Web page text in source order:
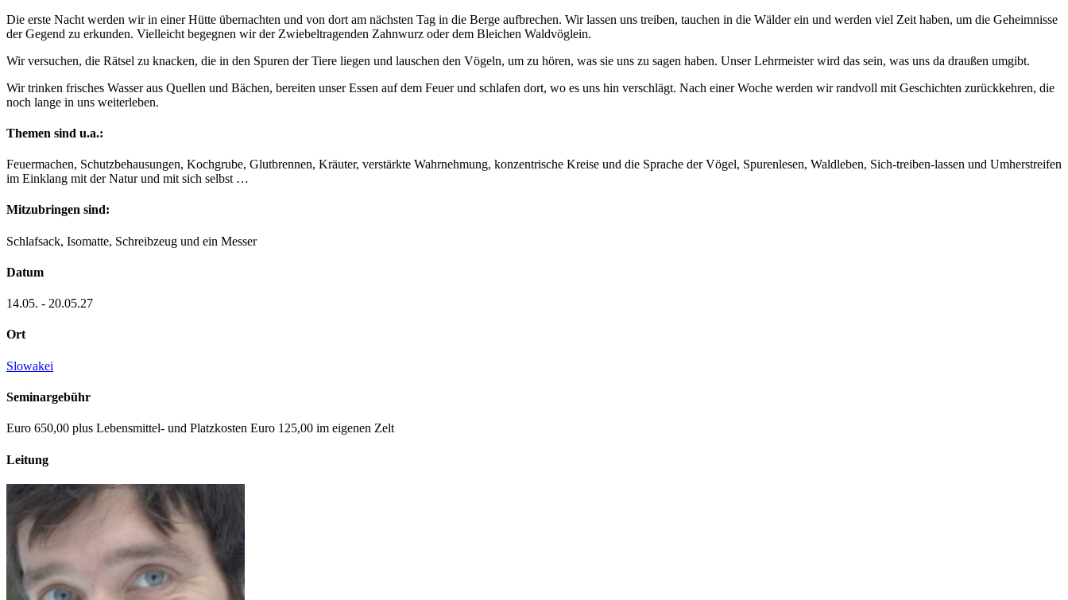
Die erste Nacht werden wir in einer Hütte übernachten und von dort am nächsten Tag in die Berge aufbrechen. Wir lassen uns treiben, tauchen in die Wälder ein und werden viel Zeit haben, um die Geheimnisse
der Gegend zu erkunden. Vielleicht begegnen wir der Zwiebeltragenden Zahnwurz oder dem Bleichen Waldvöglein.
Wir versuchen, die Rätsel zu knacken, die in den Spuren der Tiere liegen und lauschen den Vögeln, um zu hören, was sie uns zu sagen haben. Unser Lehrmeister wird das sein, was uns da draußen umgibt.
Wir trinken frisches Wasser aus Quellen und Bächen, bereiten unser Essen auf dem Feuer und schlafen dort, wo es uns hin verschlägt. Nach einer Woche werden wir randvoll mit Geschichten zurückkehren, die
noch lange in uns weiterleben.
Themen sind u.a.:
Feuermachen, Schutzbehausungen, Kochgrube, Glutbrennen, Kräuter, verstärkte Wahrnehmung, konzentrische Kreise und die Sprache der Vögel, Spurenlesen, Waldleben, Sich-treiben-lassen und Umherstreifen
im Einklang mit der Natur und mit sich selbst …
Mitzubringen sind:
Schlafsack, Isomatte, Schreibzeug und ein Messer
Datum
14.05. - 20.05.27
Ort
Slowakei
Seminargebühr
Euro 650,00 plus Lebensmittel- und Platzkosten Euro 125,00 im eigenen Zelt
Leitung